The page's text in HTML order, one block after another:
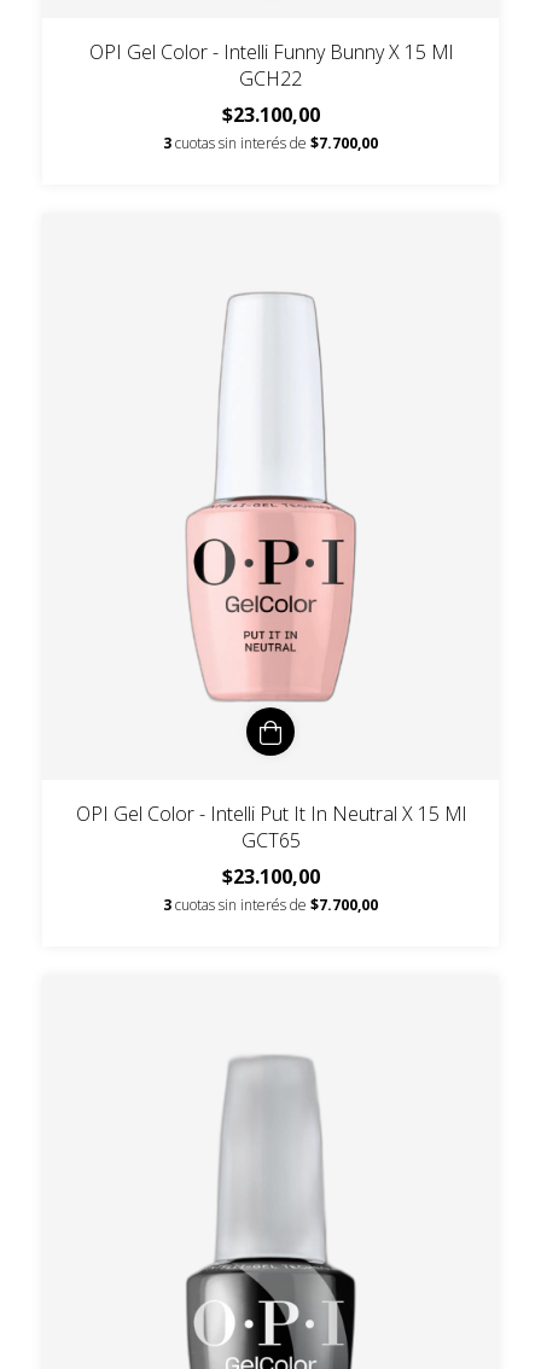
OPI Gel Color - Intelli Funny Bunny X 15 Ml
GCH22
$23.100,00
3cuotas sin interés de $7.700,00
OPI Gel Color - Intelli Put It In Neutral X 15 Ml
GCT65
$23.100,00
3cuotas sin interés de $7.700,00